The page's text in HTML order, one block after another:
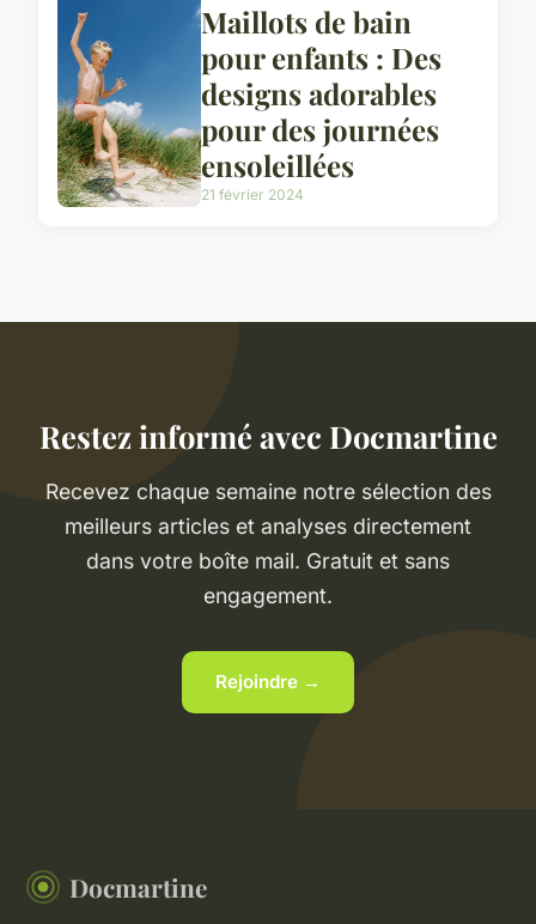
Maillots de bain
pour enfants : Des
designs adorables
pour des journées
ensoleillées
21 février 2024
Restez informé avec Docmartine
Recevez chaque semaine notre sélection des
meilleurs articles et analyses directement
dans votre boîte mail. Gratuit et sans
engagement.
Rejoindre →
Docmartine